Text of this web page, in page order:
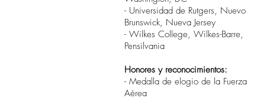
- Universidad de Rutgers, Nuevo
Brunswick, Nueva Jersey
- Wilkes College, Wilkes-Barre,
Pensilvania
Honores y reconocimientos:
- Medalla de elogio de la Fuerza
Aérea